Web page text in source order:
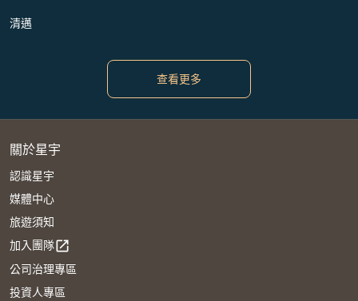
清邁
查看更多
關於星宇
認識星宇
媒體中心
旅遊須知
加入團隊open_in_new
公司治理專區
投資人專區